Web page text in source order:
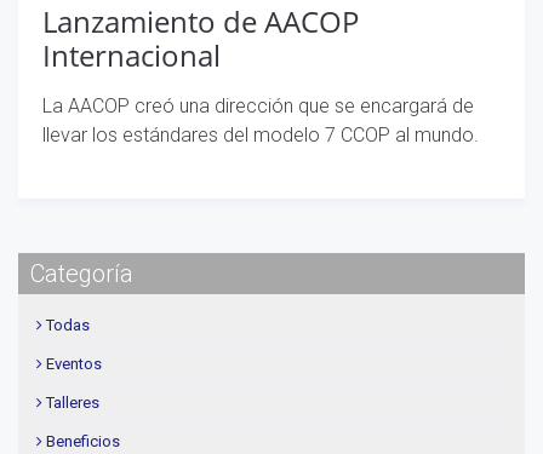
Lanzamiento de AACOP
Internacional
La AACOP creó una dirección que se encargará de
llevar los estándares del modelo 7 CCOP al mundo.
Categoría
Todas
Eventos
Talleres
Beneficios